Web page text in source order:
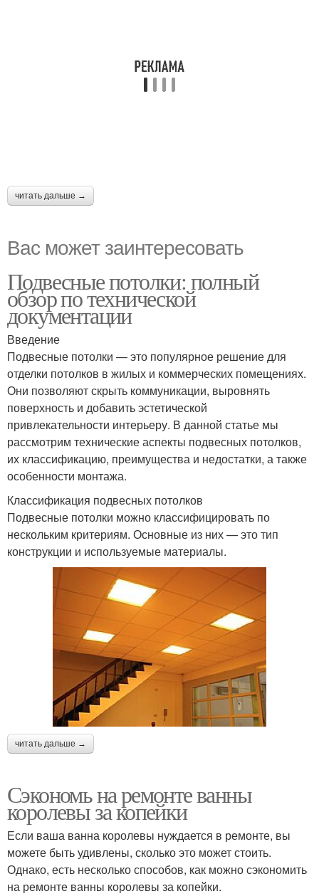
читать дальше →
Вас может заинтересовать
Подвесные потолки: полный
обзор по технической
документации
Введение
Подвесные потолки — это популярное решение для
отделки потолков в жилых и коммерческих помещениях.
Они позволяют скрыть коммуникации, выровнять
поверхность и добавить эстетической
привлекательности интерьеру. В данной статье мы
рассмотрим технические аспекты подвесных потолков,
их классификацию, преимущества и недостатки, а также
особенности монтажа.
Классификация подвесных потолков
Подвесные потолки можно классифицировать по
нескольким критериям. Основные из них — это тип
конструкции и используемые материалы.
читать дальше →
Сэкономь на ремонте ванны
королевы за копейки
Если ваша ванна королевы нуждается в ремонте, вы
можете быть удивлены, сколько это может стоить.
Однако, есть несколько способов, как можно сэкономить
на ремонте ванны королевы за копейки.